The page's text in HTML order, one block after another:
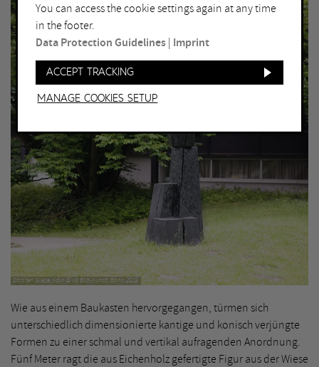
Carsten Gliese, Köln © VG Bild-Kunst, Bonn 2019
Wie aus einem Baukasten hervorgegangen, türmen sich
unterschiedlich dimensionierte kantige und konisch verjüngte
Formen zu einer schmal und vertikal aufragenden Anordnung.
Fünf Meter ragt die aus Eichenholz gefertigte Figur aus der Wiese
You can access the cookie settings again at any time
in the footer.
Data Protection Guidelines Imprint
Accept tracking
Manage Cookies setup